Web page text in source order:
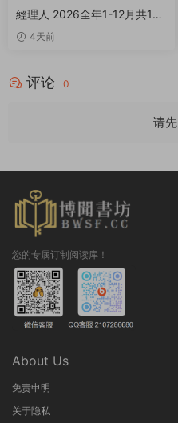
經理人 2026全年1-12月共12
期 PDF
4天前
评论 0
请先
您的专属订制阅读库！
About Us
免责申明
关于隐私